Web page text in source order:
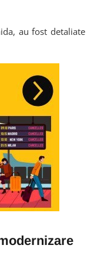
au fost detaliate